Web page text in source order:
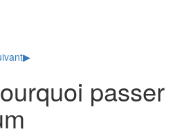
▶
passer